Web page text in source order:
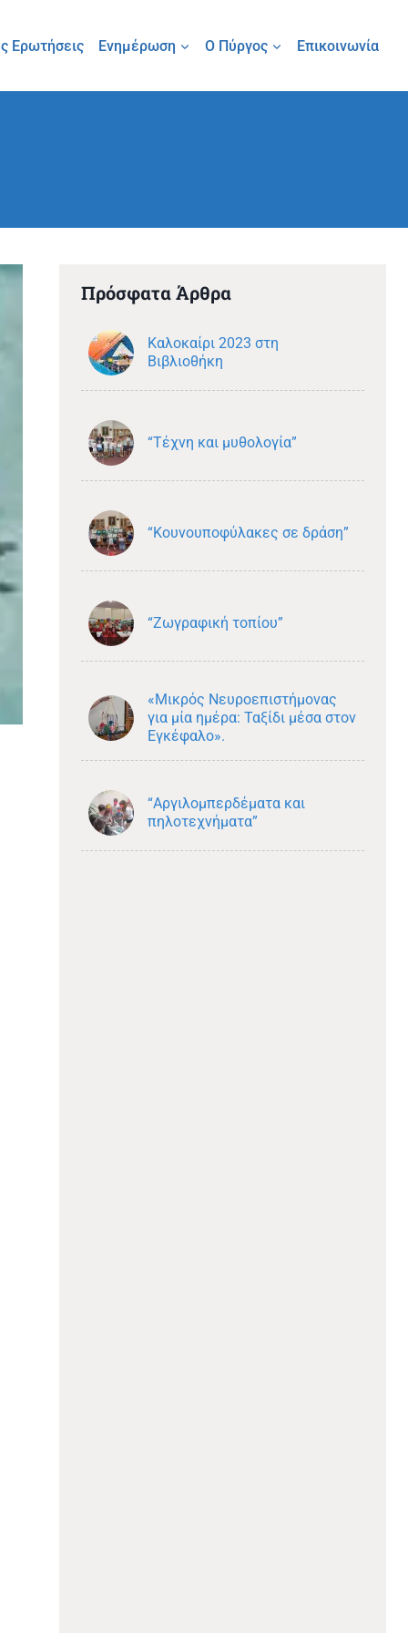
Ερωτήσεις Ενημέρωση Ο Πύργος Επικοινωνία
Πρόσφατα Άρθρα
Καλοκαίρι 2023 στη
Βιβλιοθήκη
“Τέχνη και μυθολογία”
“Κουνουποφύλακες σε δράση”
“Ζωγραφική τοπίου”
«Μικρός Νευροεπιστήμονας
για μία ημέρα: Ταξίδι μέσα στον
Εγκέφαλο».
“Αργιλομπερδέματα και
πηλοτεχνήματα”